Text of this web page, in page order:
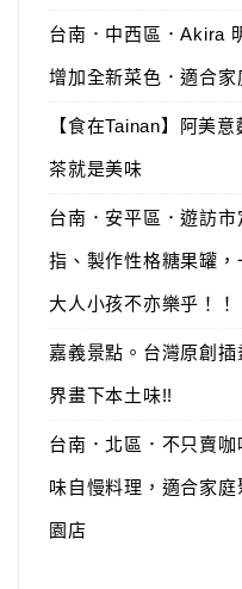
台南．中西區．Akira
增加全新菜色．適合
【食在Tainan】阿美
茶就是美味
台南．安平區．遊訪
指、製作性格糖果罐，
大人小孩不亦樂乎！！
嘉義景點。台灣原創
界畫下本土味!!
台南．北區．不只賣
味自慢料理，適合家
園店